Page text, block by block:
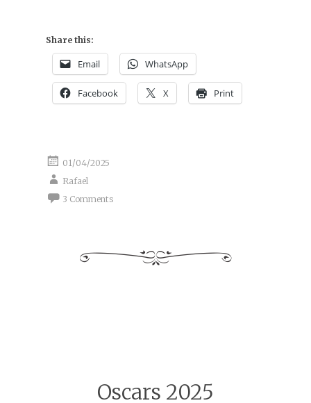
Share this:
Email WhatsApp
Facebook X Print
01/04/2025
Rafael
3 Comments
Oscars 2025